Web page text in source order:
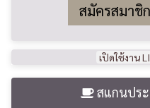
สมัครสมาชิก
เปิดใช้งาน
สแกนประ